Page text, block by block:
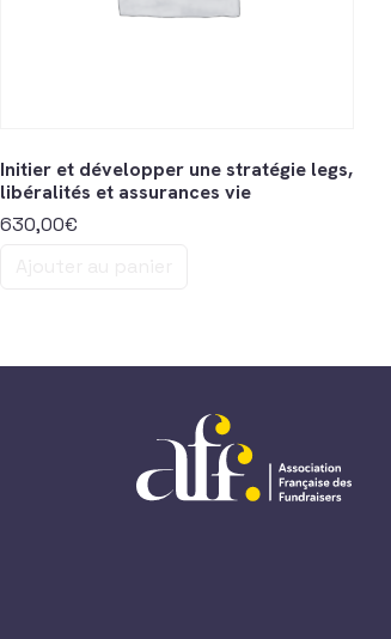
Initier et développer une stratégie legs,
libéralités et assurances vie
630,00€